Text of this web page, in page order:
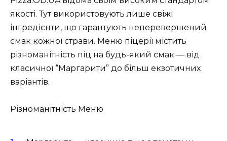
якості. Тут використовують лише свіжі
інгредієнти, що гарантують неперевершений
смак кожної страви. Меню піцерії містить
різноманітність піц на будь-який смак — від
класичної “Маргарити” до більш екзотичних
варіантів.
Різноманітність Меню